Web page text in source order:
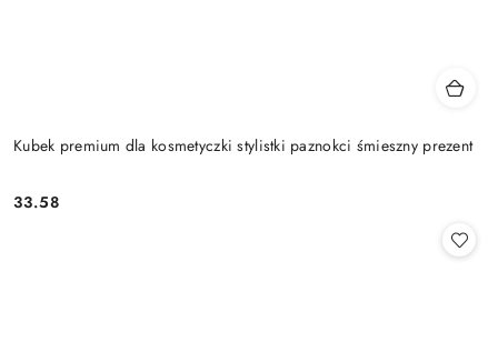
Kubek premium dla kosmetyczki stylistki paznokci śmieszny prezent
Cena:
33.58